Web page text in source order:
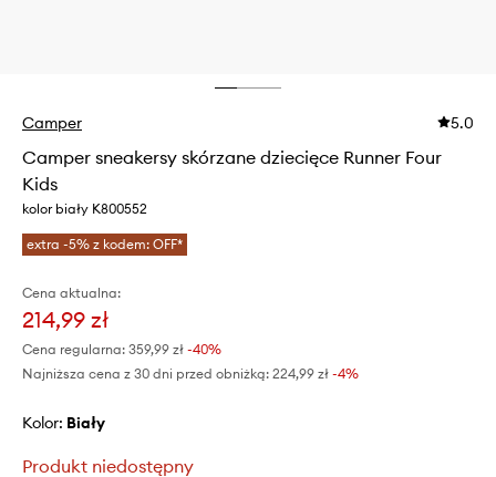
Camper 5.0
Camper sneakersy skórzane dziecięce Runner Four
Kids
kolor biały K800552
extra -5% z kodem: OFF*
Cena aktualna:
214,99 zł
Cena regularna: 359,99 zł -40%
Najniższa cena z 30 dni przed obniżką: 224,99 zł -4%
Kolor: biały
Produkt niedostępny